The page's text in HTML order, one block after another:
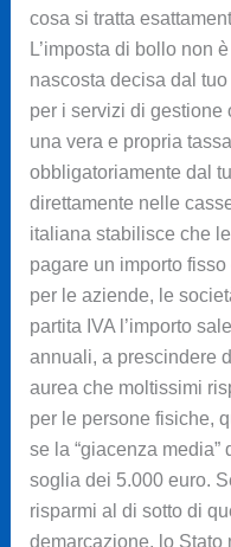
cosa si tratta
L’imposta di bollo non
nascosta decisa dal
per i servizi di gestione
una vera e propria
obbligatoriamente dal
direttamente nelle
italiana stabilisce che
pagare un importo
per le aziende, le
partita IVA l’importo
annuali, a prescindere
aurea che moltissimi
per le persone fisiche,
se la “giacenza
soglia dei 5.000 euro.
risparmi al di sotto di
demarcazione, lo Stato